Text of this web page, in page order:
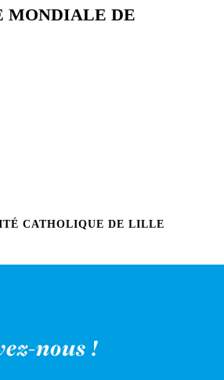
MONDIALE DE
CATHOLIQUE DE LILLE
nous !